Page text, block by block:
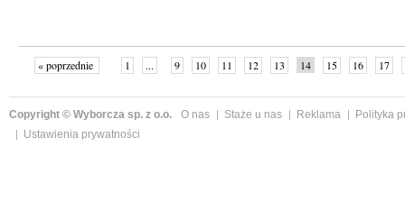
« poprzednie 1 ... 9 10 11 12 13 14 15 16 17
Copyright © Wyborcza sp. z o.o. O nas Staże u nas Reklama
Polityka
Ustawienia prywatności